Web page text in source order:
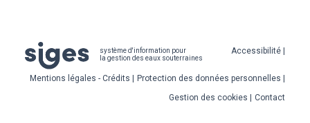
système d'information pour
la gestion des eaux souterraines
Pied
de
page
Accessibilité
Mentions légales - Crédits
Protection des données personnelles
Gestion des cookies
Contact